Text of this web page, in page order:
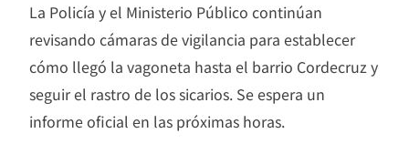
La Policía y el Ministerio Público continúan
revisando cámaras de vigilancia para establecer
cómo llegó la vagoneta hasta el barrio Cordecruz y
seguir el rastro de los sicarios. Se espera un
informe oficial en las próximas horas.